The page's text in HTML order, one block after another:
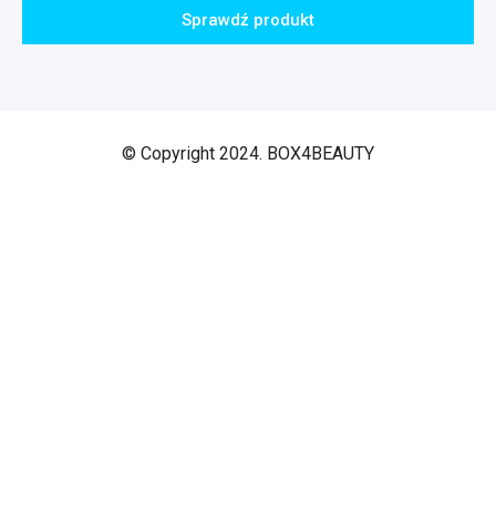
Sprawdź produkt
© Copyright 2024. BOX4BEAUTY